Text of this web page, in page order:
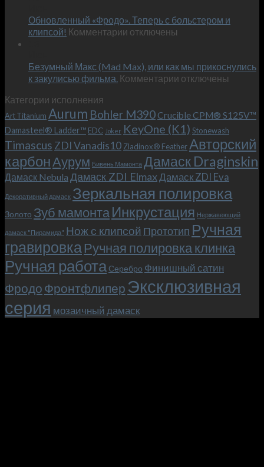
–
и
KeyOne
Обновленный «Фродо». Теперь с больстером и
клипсой! Комментарии к
«Фродо».
Теперь
и
клипсой!
отключены
Безумный Макс (Mad Max), или как мы прикоснулись
к закулисью фильма. Комментарии к
Макс
(Mad
Max),
или
как
мы
прикоснулись
к
фильма.
отключены
Категории исполнения
Art Titanium Aurum Bohler M390Crucible CPM® S125V™
Damasteel® Ladder™ EDC Joker KeyOne (K1) Stonewash
Timascus ZDI Vanadis10 Zladinox® FeatherАвторский
карбонАурум Бивень Мамонта Дамаск Draginskin
Дамаск Nebula Дамаск ZDI ElmaxДамаск ZDI Eva
Декоративный дамаск Зеркальная полировка
Золото Зуб мамонтаИнкрустация Нержавеющий
дамаск "Пирамида" Нож с клипсой Прототип Ручная
гравировкаРучная полировка клинка
Ручная работа Серебро Финишный сатин
Фродо Фронтфлипер Эксклюзивная
серия мозаичный дамаск